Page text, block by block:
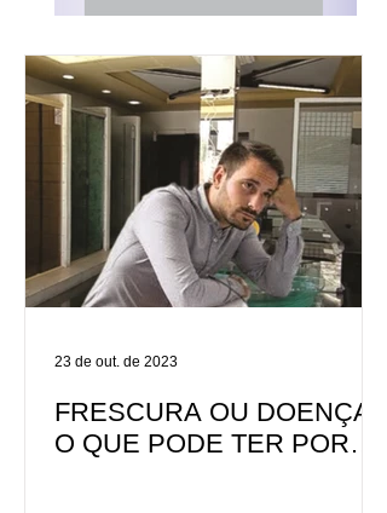
FRESCURA OU DOENÇA?
O QUE PODE TER POR
23 de out. de 2023